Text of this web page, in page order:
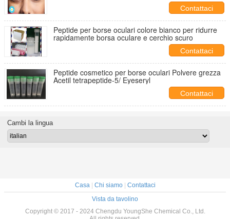
Contattaci
Peptide per borse oculari colore bianco per ridurre
rapidamente borsa oculare e cerchio scuro
Contattaci
Peptide cosmetico per borse oculari Polvere grezza
Acetil tetrapeptide-5/ Eyeseryl
Contattaci
Cambi la lingua
Casa| Chi siamo| Contattaci
Vista da tavolino
Copyright © 2017 - 2024 Chengdu YoungShe Chemical Co., Ltd.